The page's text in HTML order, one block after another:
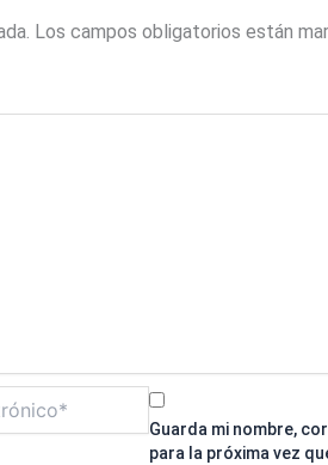
Los campos obligatorios están
Guarda mi nombre,
para la próxima vez